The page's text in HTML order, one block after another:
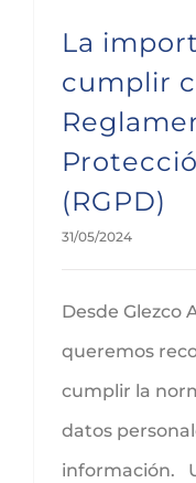
La
cumplir
(RGPD)
31/05/2024
Desde Glezco
queremos
cumplir la
datos
información.